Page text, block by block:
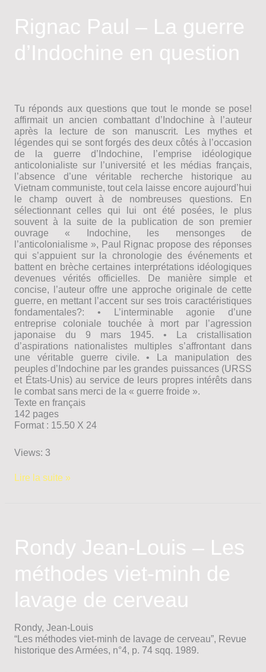
l’Indochine
Claude
Guioneau
Rignac Paul – La guerre
d’Indochine en question
Tu réponds aux questions que tout le monde se pose!
affirmait un ancien combattant d’Indochine à l’auteur
après la lecture de son manuscrit. Les mythes et
légendes qui se sont forgés des deux côtés à l’occasion
de la guerre d’Indochine, l’emprise idéologique
anticolonialiste sur l’université et les médias français,
l’absence d’une véritable recherche historique au
Vietnam communiste, tout cela laisse encore aujourd’hui
le champ ouvert à de nombreuses questions. En
sélectionnant celles qui lui ont été posées, le plus
souvent à la suite de la publication de son premier
ouvrage « Indochine, les mensonges de
l’anticolonialisme », Paul Rignac propose des réponses
qui s’appuient sur la chronologie des événements et
battent en brèche certaines interprétations idéologiques
devenues vérités officielles. De manière simple et
concise, l’auteur offre une approche originale de cette
guerre, en mettant l’accent sur ses trois caractéristiques
fondamentales?: • L’interminable agonie d’une
entreprise coloniale touchée à mort par l’agression
japonaise du 9 mars 1945. • La cristallisation
d’aspirations nationalistes multiples s’affrontant dans
une véritable guerre civile. • La manipulation des
peuples d’Indochine par les grandes puissances (URSS
et États-Unis) au service de leurs propres intérêts dans
le combat sans merci de la « guerre froide ».
Texte en français
142 pages
Format : 15.50 X 24
Views: 3
Rignac
en
question
Lire la suite »
Rondy Jean-Louis – Les
méthodes viet-minh de
lavage de cerveau
Rondy, Jean-Louis
“Les méthodes viet-minh de lavage de cerveau”, Revue
historique des Armées, n°4, p. 74 sqq. 1989.